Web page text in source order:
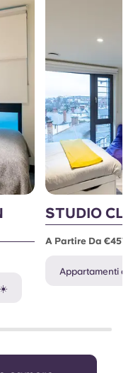
☀️
STUDIO
A Partire Da
Appartamenti